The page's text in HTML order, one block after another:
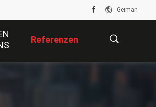
German
Referenzen